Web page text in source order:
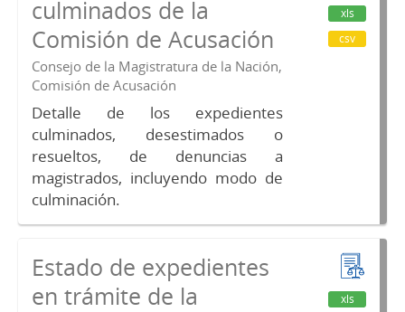
culminados de la
Comisión de Acusación
Consejo de la Magistratura de la Nación,
Comisión de Acusación
Detalle de los expedientes
culminados, desestimados o
resueltos, de denuncias a
magistrados, incluyendo modo de
culminación.
xls
csv
Estado de expedientes
en trámite de la
xls